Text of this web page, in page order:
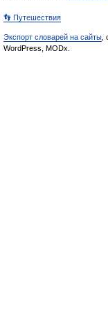
👣 Путешествия
Экспорт словарей на сайты
WordPress, MODx.